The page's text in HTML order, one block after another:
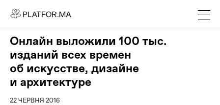
PLATFOR.MA
PLATFOR.MA
Контакти
МЕДІА
Спецпроєкти
Редакційна політика
Онлайн выложили 100 тыс.
изданий всех времен
об искусстве, дизайне
и архитектуре
22 ЧЕРВНЯ 2016